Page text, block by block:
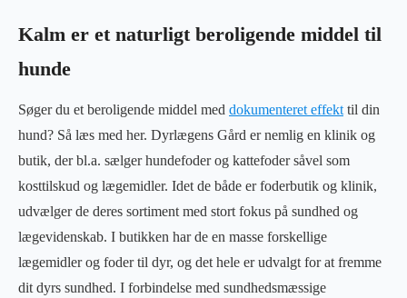
Kalm er et naturligt beroligende middel til
hunde
Søger du et beroligende middel med dokumenteret effekt til din
hund? Så læs med her. Dyrlægens Gård er nemlig en klinik og
butik, der bl.a. sælger hundefoder og kattefoder såvel som
kosttilskud og lægemidler. Idet de både er foderbutik og klinik,
udvælger de deres sortiment med stort fokus på sundhed og
lægevidenskab. I butikken har de en masse forskellige
lægemidler og foder til dyr, og det hele er udvalgt for at fremme
dit dyrs sundhed. I forbindelse med sundhedsmæssige